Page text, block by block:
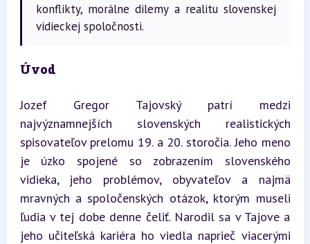
konflikty, morálne dilemy a realitu slovenskej
vidieckej spoločnosti.
Úvod
Jozef Gregor Tajovský patrí medzi
najvýznamnejších slovenských realistických
spisovateľov prelomu 19. a 20. storočia. Jeho meno
je úzko spojené so zobrazením slovenského
vidieka, jeho problémov, obyvateľov a najmä
mravných a spoločenských otázok, ktorým museli
ľudia v tej dobe denne čeliť. Narodil sa v Tajove a
jeho učiteľská kariéra ho viedla naprieč viacerými